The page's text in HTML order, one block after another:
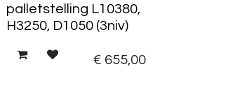
palletstelling L10380,
H3250, D1050 (3niv)
€ 655,00